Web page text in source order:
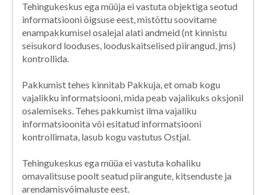
Tehingukeskus ega müüja ei vastuta objektiga seotud
informatsiooni õigsuse eest, mistõttu soovitame
enampakkumisel osalejal alati andmeid (nt kinnistu
seisukord looduses, looduskaitselised piirangud, jms)
kontrollida.
Pakkumist tehes kinnitab Pakkuja, et omab kogu
vajalikku informatsiooni, mida peab vajalikuks oksjonil
osalemiseks. Tehes pakkumist ilma vajaliku
informatsioonita või esitatud informatsiooni
kontrollimata, lasub kogu vastutus Ostjal.
Tehingukeskus ega müüa ei vastuta kohaliku
omavalitsuse poolt seatud piirangute, kitsenduste ja
arendamisvõimaluste eest.